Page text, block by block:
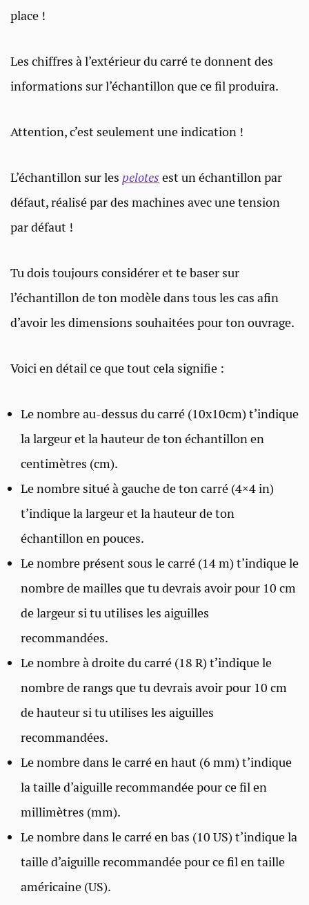
place !
Les chiffres à l’extérieur du carré te donnent des
informations sur l’échantillon que ce fil produira.
Attention, c’est seulement une indication !
L’échantillon sur les pelotes est un échantillon par
défaut, réalisé par des machines avec une tension
par défaut !
Tu dois toujours considérer et te baser sur
l’échantillon de ton modèle dans tous les cas afin
d’avoir les dimensions souhaitées pour ton ouvrage.
Voici en détail ce que tout cela signifie :
Le nombre au-dessus du carré (10x10cm) t’indique
la largeur et la hauteur de ton échantillon en
centimètres (cm).
Le nombre situé à gauche de ton carré (4×4 in)
t’indique la largeur et la hauteur de ton
échantillon en pouces.
Le nombre présent sous le carré (14 m) t’indique le
nombre de mailles que tu devrais avoir pour 10 cm
de largeur si tu utilises les aiguilles
recommandées.
Le nombre à droite du carré (18 R) t’indique le
nombre de rangs que tu devrais avoir pour 10 cm
de hauteur si tu utilises les aiguilles
recommandées.
Le nombre dans le carré en haut (6 mm) t’indique
la taille d’aiguille recommandée pour ce fil en
millimètres (mm).
Le nombre dans le carré en bas (10 US) t’indique la
taille d’aiguille recommandée pour ce fil en taille
américaine (US).